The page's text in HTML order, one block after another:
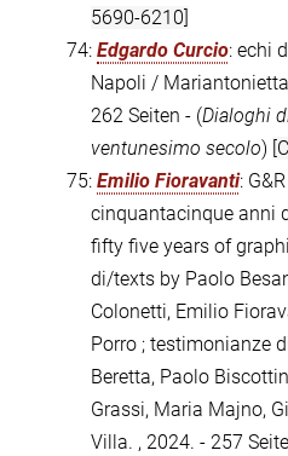
5690-6210]
74: Edgardo Curcio: echi
Napoli /
262 Seiten - (Dialoghi
ventunesimo secolo)
75: Emilio Fioravanti:
cinquantacinque anni
fifty five years of
di/texts by Paolo
Colonetti, Emilio
Porro ; testimonianze
Beretta, Paolo
Grassi, Maria Majno,
Villa. , 2024. - 257